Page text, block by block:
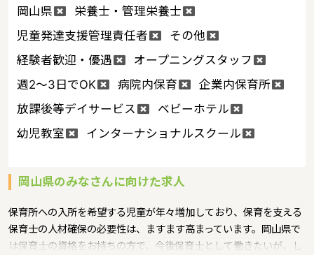
岡山県
栄養士・管理栄養士
児童発達支援管理責任者
その他
経験者歓迎・優遇
オープニングスタッフ
週2～3日でOK
病院内保育
企業内保育所
放課後等デイサービス
ベビーホテル
幼児教室
インターナショナルスクール
岡山県のみなさんに向けた求人
保育所への入所を希望する児童が年々増加しており、保育を支える
保育士の人材確保の必要性は、ますます高まっています。岡山県で
は保育士の資格をお持ちの方で、今後保育士として働きたいが、し